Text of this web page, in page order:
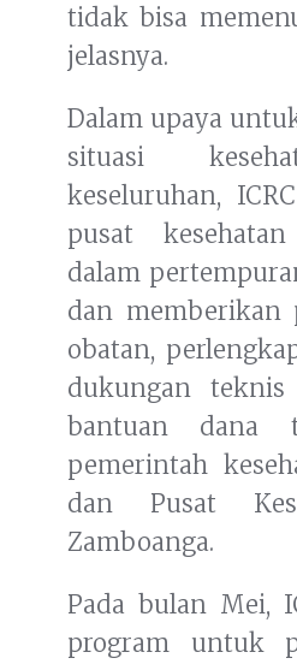
tidak bisa
jelasnya.
Dalam upaya
situasi
keseluruhan,
pusat
dalam
dan memberikan
obatan,
dukungan
bantuan dana
pemerintah
dan Pusat
Zamboanga.
Pada bulan Mei,
program untuk